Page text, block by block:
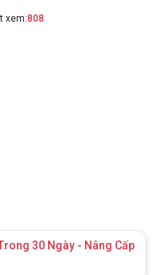
xem:808
30 Ngày - Nâng Cấp